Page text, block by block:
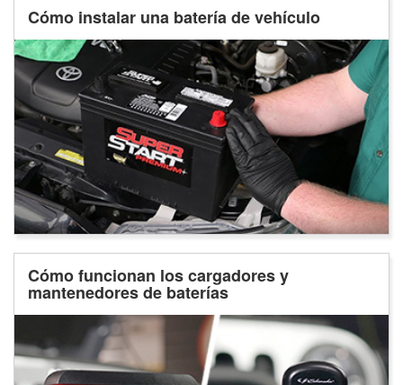
Cómo instalar una batería de vehículo
Cómo funcionan los cargadores y
mantenedores de baterías